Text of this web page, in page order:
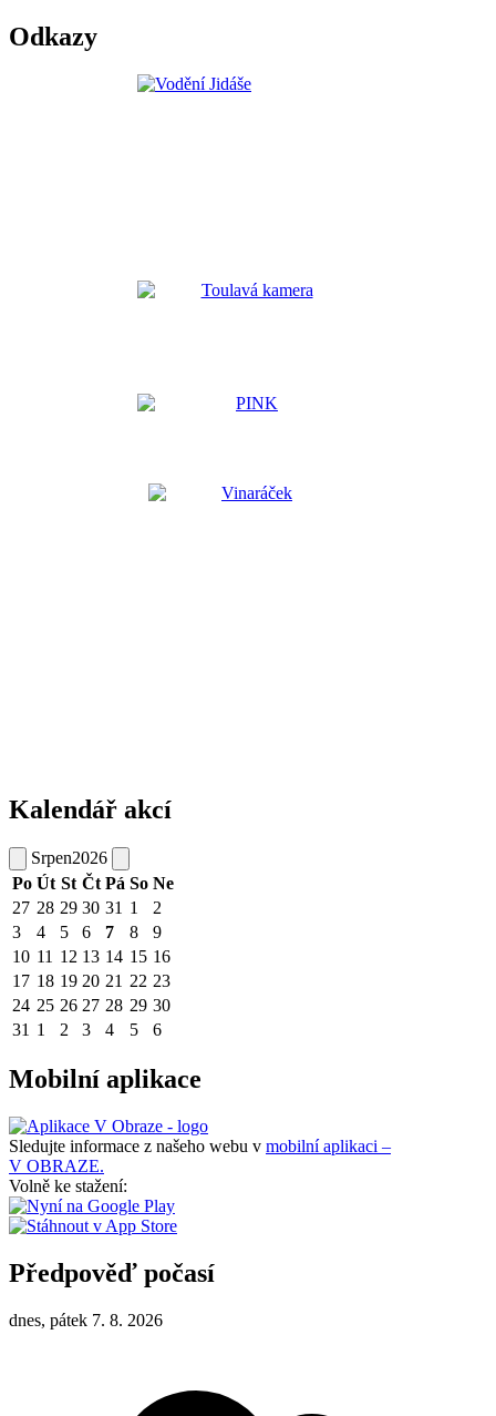
Odkazy
Kalendář akcí
Srpen2026
Po Út St Čt Pá So Ne
27 28 29 30 31 1
2
3
4 5 6 7 8
9
10 11 12 13 14 15 16
17 18 19 20 21 22 23
24 25 26 27 28 29 30
31 1 2 3 4 5 6
Mobilní aplikace
Sledujte informace z našeho webu v mobilní aplikaci –
V OBRAZE.
Volně ke stažení:
Předpověď počasí
dnes, pátek 7. 8. 2026